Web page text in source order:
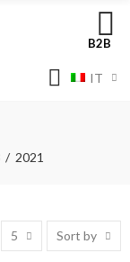
B2B
IT
2021
5 Sort by